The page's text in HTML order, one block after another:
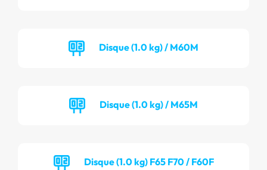
Disque (1.0 kg) / M60M
Disque (1.0 kg) / M65M
Disque (1.0 kg) F65 F70 / F60F